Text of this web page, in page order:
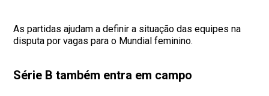
As partidas ajudam a definir a situação das equipes na
disputa por vagas para o Mundial feminino.
Série B também entra em campo